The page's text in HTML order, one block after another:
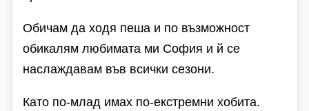
Обичам да ходя пеша и по възможност
обикалям любимата ми София и й се
наслаждавам във всички сезони.
Като по-млад имах по-екстремни хобита.